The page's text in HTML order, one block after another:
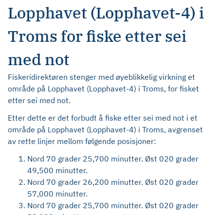
Lopphavet (Lopphavet-4) i
Troms for fiske etter sei
med not
Fiskeridirektøren stenger med øyeblikkelig virkning et
område på Lopphavet (Lopphavet-4) i Troms, for fisket
etter sei med not.
Etter dette er det forbudt å fiske etter sei med not i et
område på Lopphavet (Lopphavet-4) i Troms, avgrenset
av rette linjer mellom følgende posisjoner:
Nord 70 grader 25,700 minutter. Øst 020 grader
49,500 minutter.
Nord 70 grader 26,200 minutter. Øst 020 grader
57,000 minutter.
Nord 70 grader 25,700 minutter. Øst 020 grader